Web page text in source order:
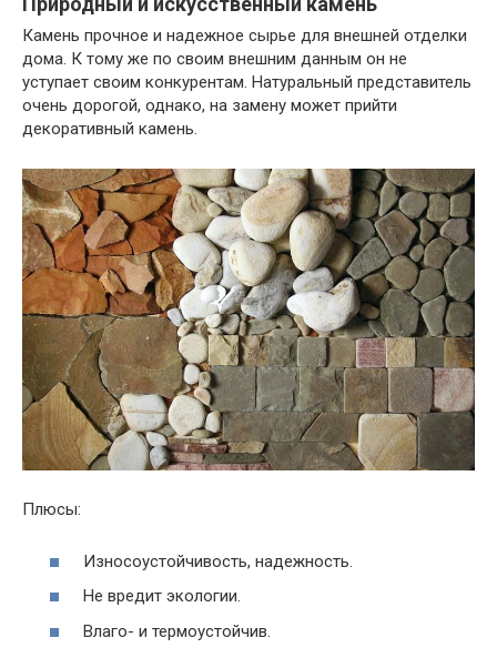
Камень прочное и надежное сырье для внешней отделки
дома. К тому же по своим внешним данным он не
уступает своим конкурентам. Натуральный представитель
очень дорогой, однако, на замену может прийти
декоративный камень.
Плюсы:
Износоустойчивость, надежность.
Не вредит экологии.
Влаго- и термоустойчив.